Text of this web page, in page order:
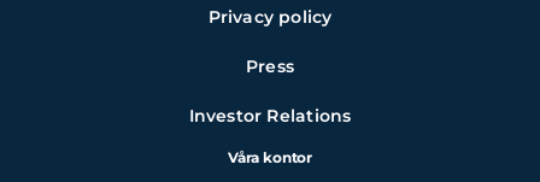
Privacy policy
Press
Investor Relations
Våra kontor